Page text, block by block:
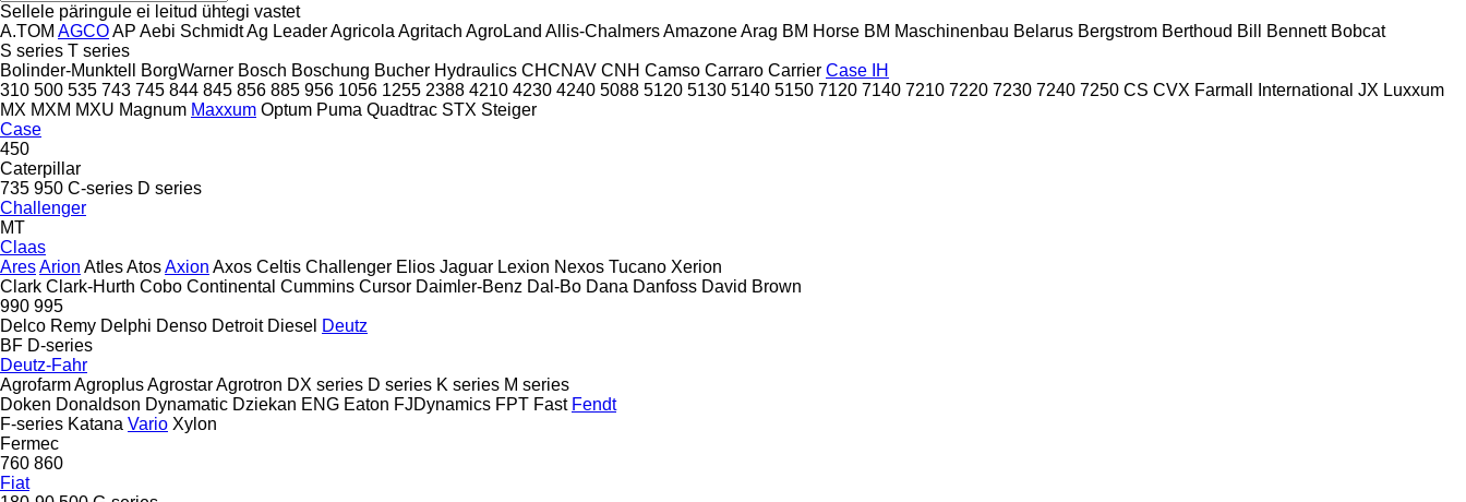
Sellele päringule ei leitud ühtegi vastet
A.TOM AGCOAP Aebi SchmidtAg LeaderAgricola Agritach AgroLand Allis-ChalmersAmazoneArag BM Horse BM Maschinenbau Belarus Bergstrom Berthoud Bill Bennett Bobcat
S series T series
Bolinder-Munktell
BorgWarner Bosch Boschung Bucher Hydraulics CHCNAV CNH Camso Carraro Carrier Case IH
310 500 535 743 745 844 845 856 885 956 1056 1255 2388 4210 4230 4240 5088 5120 5130 5140 5150 7120 7140 7210 7220 7230 7240 7250 CS CVX Farmall International JX Luxxum
MX MXM MXU Magnum Maxxum Optum Puma Quadtrac STX Steiger
Case
450
Caterpillar
735 950 C-series D series
Challenger
MT
Claas
AresArion AtlesAtosAxion Axos Celtis Challenger Elios Jaguar Lexion Nexos Tucano Xerion
Clark Clark-Hurth Cobo Continental Cummins Cursor Daimler-Benz Dal-Bo Dana Danfoss David Brown
990 995
Delco Remy Delphi Denso Detroit Diesel Deutz
BF D-series
Deutz-Fahr
AgrofarmAgroplusAgrostarAgrotron DX series D series K series M series
Doken Donaldson Dynamatic Dziekan ENG Eaton FJDynamics FPT Fast Fendt
F-series Katana Vario Xylon
Fermec
760 860
Fiat